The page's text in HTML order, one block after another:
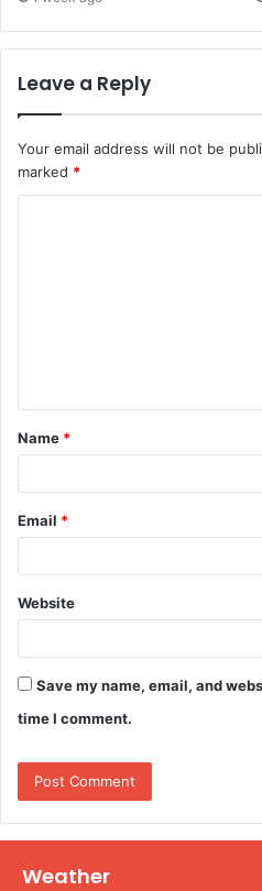
Leave a Reply
Your email address will not be
marked *
t
*
Name *
Email *
Website
Save my name, email, and
time I comment.
Weather